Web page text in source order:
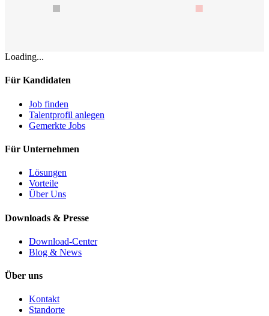
Loading...
Für Kandidaten
Job finden
Talentprofil anlegen
Gemerkte Jobs
Für Unternehmen
Lösungen
Vorteile
Über Uns
Downloads & Presse
Download-Center
Blog & News
Über uns
Kontakt
Standorte